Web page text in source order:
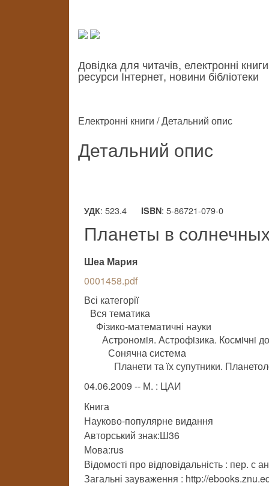
Довідка для читачів, електронні
ресурси Інтернет, новини бібліотеки
Електронні книги / Детальний опис
Детальний опис
УДК: 523.4 ISBN: 5-86721-079-0
Планеты в
Шеа Мария
0001458.pdf
Всі категорії
Вся тематика
Фізико-математичні науки
Астрономiя. Астрофiзика. Космiчнi
Сонячна система
Планети та їх супутники.
04.06.2009 -- М. : ЦАИ
Книга
Науково-популярне видання
Авторський знак:Ш36
Мова:rus
Відомості про відповідальність : пер. с
Загальні зауваження : http://